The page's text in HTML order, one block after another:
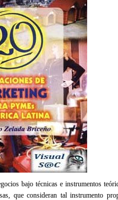
bajo técnicas e instrumentos
que consideran tal instrumento